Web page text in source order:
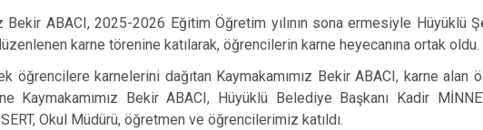
Eğirdir
Bekir ABACI, 2025-2026 Eğitim Öğretim yılının sona ermesiyle Hüyüklü
karne törenine katılarak, öğrencilerin karne heyecanına ortak oldu.
öğrencilere karnelerini dağıtan Kaymakamımız Bekir ABACI, karne
Kaymakamımız Bekir ABACI, Hüyüklü Belediye Başkanı Kadir
Okul Müdürü, öğretmen ve öğrencilerimiz katıldı.